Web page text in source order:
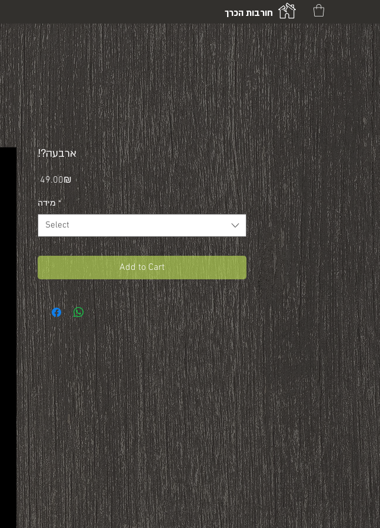
חורבות הכרך
!?ארבעה
‏49.00 ‏₪Price
מידה *
Select
Add to Cart